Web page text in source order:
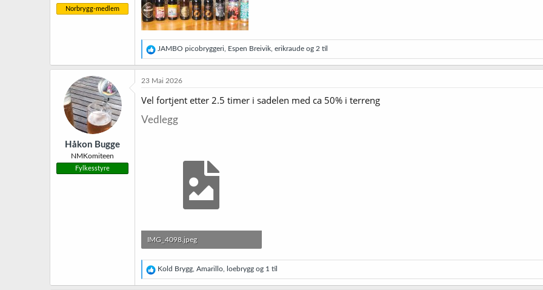
Norbrygg-medlem
R
e
a
k
j
o
n
e
JAMBO picobryggeri Espen Breivik erikraude og 2 til
Håkon Bugge
NMKomiteen
Fylkesstyre
23 Mai 2026
Vel fortjent etter 2.5 timer i sadelen med ca 50% i terreng
Vedlegg
IMG_4098.jpeg
R
e
a
Kold Brygg Amarillo loebrygg og 1 til